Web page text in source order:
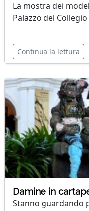
La mostra dei
Palazzo del
Continua la lettura
Damine in
Stanno guardando